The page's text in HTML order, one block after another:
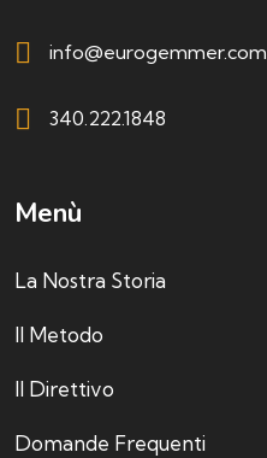
info@eurogemmer.com
340.222.1848
Menù
La Nostra Storia
Il Metodo
Il Direttivo
Domande Frequenti